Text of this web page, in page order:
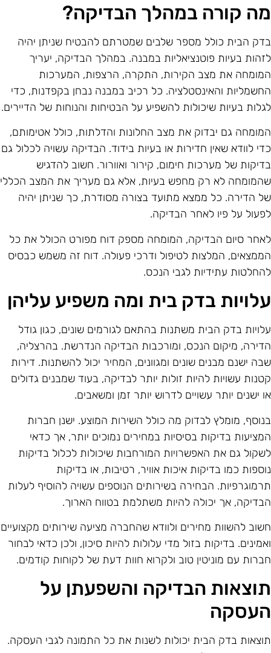
קורה במהלך הבדיקה?
הבית כולל מספר שלבים שמטרתם להבטיח שניתן יהיה
בעיות פוטנציאליות במבנה. במהלך הבדיקה, יעריך
את מצב הקירות, התקרה, הרצפות, המערכות
והאינסטלציה. כל רכיב במבנה נבחן בקפדנות, כדי
בעיות שיכולות להשפיע על הבטיחות והנוחות של הדיירים.
גם יבדוק את מצב החלונות והדלתות, כולל אטימותם,
לוודא שאין חדירות או בעיות בידוד. הבדיקה עשויה לכלול גם
של מערכות חימום, קירור ואוורור. חשוב להדגיש
לא רק מחפש בעיות, אלא גם מעריך את המצב הכללי
הדירה. כל ממצא מתועד בצורה מסודרת, כך שניתן יהיה
על פיו לאחר הבדיקה.
סיום הבדיקה, המומחה מספק דוח מפורט הכולל את כל
המלצות לטיפול ודרכי פעולה. דוח זה משמש כבסיס
עתידיות לגבי הנכס.
בדק בית ומה משפיע עליהן
בדק הבית משתנות בהתאם לגורמים שונים, כגון גודל
מיקום הנכס, ומורכבות הבדיקה הנדרשת. בהרצליה,
ישנם מבנים שונים ומגוונים, המחיר יכול להשתנות. דירות
עשויות להיות זולות יותר לבדיקה, בעוד שמבנים גדולים
ישנים יותר עשויים לדרוש יותר זמן ומשאבים.
מומלץ לבדוק מה כולל השירות המוצע. ישנן חברות
בדיקות בסיסיות במחירים נמוכים יותר, אך כדאי
גם את האפשרויות המורחבות שיכולות לכלול בדיקות
כמו בדיקות איכות אוויר, רטיבות, או בדיקות
הבחירה בשירותים הנוספים עשויה להוסיף לעלות
אך יכולה להיות משתלמת בטווח הארוך.
להשוות מחירים ולוודא שהחברה מציעה שירותים מקצועיים
בדיקות בזול מדי עלולות להיות סיכון, ולכן כדאי לבחור
עם מוניטין טוב ולקרוא חוות דעת של לקוחות קודמים.
הבדיקה והשפעתן על
בדק הבית יכולות לשנות את כל התמונה לגבי העסקה.